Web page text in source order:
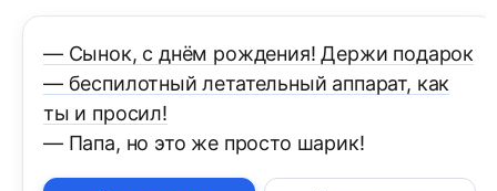
— Сынок, с днём рождения! Держи подарок
— беспилотный летательный аппарат, как
ты и просил!
— Папа, но это же просто шарик!